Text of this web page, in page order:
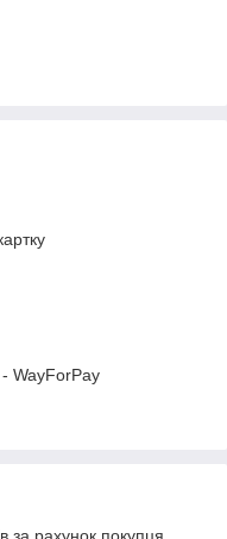
WayForPay